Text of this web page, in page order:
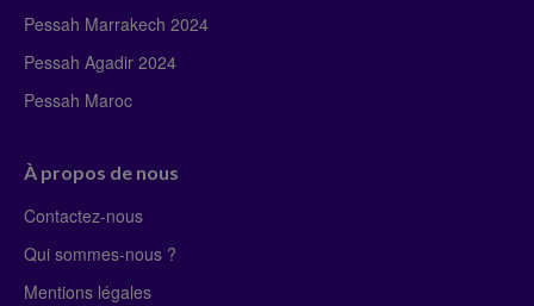
Pessah Marrakech 2024
Pessah Agadir 2024
Pessah Maroc
À propos de nous
Contactez-nous
Qui sommes-nous ?
Mentions légales